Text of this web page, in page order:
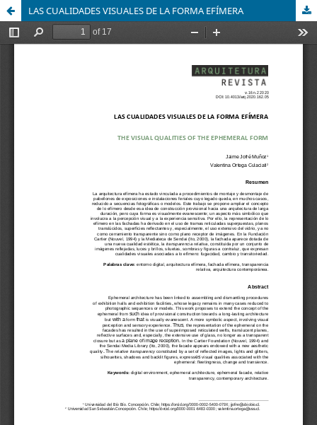
LAS CUALIDADES VISUALES DE LA FORMA EFÍMERA